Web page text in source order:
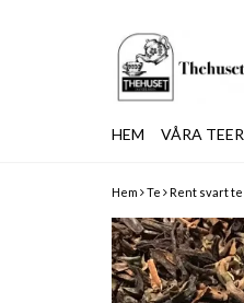
Hem Te Rent svart te
HEM VÅRA TEER